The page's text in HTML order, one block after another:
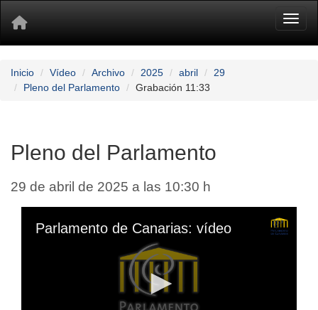
Inicio Vídeo Archivo 2025 abril
29
Pleno del Parlamento
Grabación 11:33
Pleno del Parlamento
29 de abril de 2025 a las 10:30 h
Parlamento de Canarias: vídeo